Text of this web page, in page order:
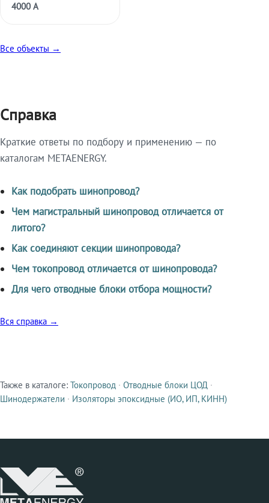
4000 А
Все объекты →
Справка
Краткие ответы по подбору и применению — по
каталогам METAENERGY.
Как подобрать шинопровод?
Чем магистральный шинопровод отличается от
литого?
Как соединяют секции шинопровода?
Чем токопровод отличается от шинопровода?
Для чего отводные блоки отбора мощности?
Вся справка →
Смежные продукты
Также в каталоге: Токопровод · Отводные блоки ЦОД ·
Шинодержатели · Изоляторы эпоксидные (ИО, ИП, КИНН)